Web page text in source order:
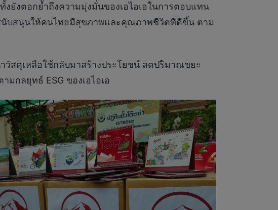
ยังตอกย้ำถึงความมุ่งมั่นของเอไอเอในการตอบแทน
นับสนุนให้คนไทยมีสุขภาพและคุณภาพชีวิตที่ดีขึ้น ตาม
สดุเหลือใช้กลับมาสร้างประโยชน์ ลดปริมาณขยะ
กลยุทธ์ ESG ของเอไอเอ